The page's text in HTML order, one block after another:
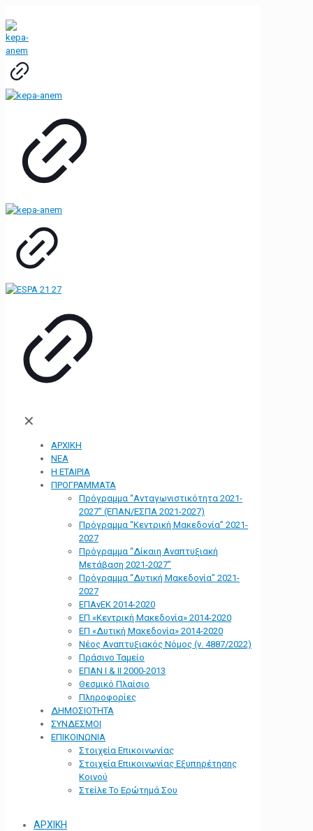
✕
ΑΡΧΙΚΗ
ΝΕΑ
Η ΕΤΑΙΡΙΑ
ΠΡΟΓΡΑΜΜΑΤΑ
Πρόγραμμα “Ανταγωνιστικότητα 2021-
2027” (ΕΠΑΝ/ΕΣΠΑ 2021-2027)
Πρόγραμμα “Κεντρική Μακεδονία” 2021-
2027
Πρόγραμμα “Δίκαιη Αναπτυξιακή
Μετάβαση 2021-2027”
Πρόγραμμα “Δυτική Μακεδονία” 2021-
2027
ΕΠΑνΕΚ 2014-2020
ΕΠ «Kεντρική Μακεδονία» 2014-2020
ΕΠ «Δυτική Μακεδονία» 2014-2020
Νέος Αναπτυξιακός Νόμος (ν. 4887/2022)
Πράσινο Ταμείο
ΕΠΑΝ Ι & ΙΙ 2000-2013
Θεσμικό Πλαίσιο
Πληροφορίες
ΔΗΜΟΣΙΟΤΗΤΑ
ΣΥΝΔΕΣΜΟΙ
ΕΠΙΚΟΙΝΩΝΙΑ
Στοιχεία Επικοινωνίας
Στοιχεία Επικοινωνίας Εξυπηρέτησης
Κοινού
Στείλε Το Ερώτημά Σου
ΑΡΧΙΚΗ